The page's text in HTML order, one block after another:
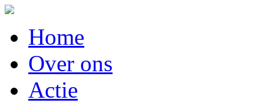
Home
Over ons
Actie